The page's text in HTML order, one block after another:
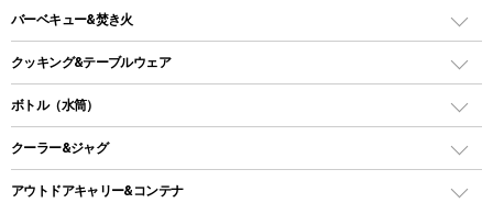
タープ
スクエアタープ（レクタタープ）
メッシュタープ
自立式タープ
ガスランタン
オイルランタン
LEDライト
ヘッドライト
キャンドル
ガスバーナー
ガス缶
ガストーチ、ライター
バーベキュー&焚き火
バーベキューコンロ、グリル
焚き火台タイプ（ロースタイル）グリル
卓上タイプグリル
パーティータイプグリル
クッキング&テーブルウェア
ダッチオーブン
ホットサンドメーカー
ボトル（水筒）
ステンレスボトル
クーラー&ジャグ
クーラーボックス
アウトドアキャリー&コンテナ